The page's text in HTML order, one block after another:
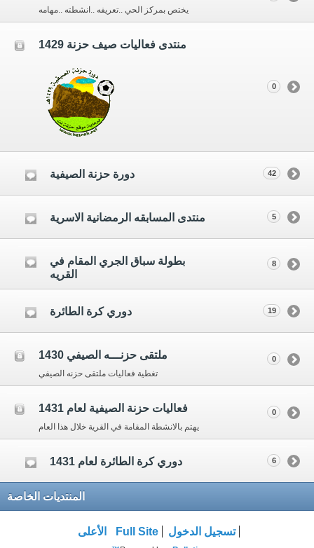
يختص بمركز الحي ..تعريفه ..انشطته ..مهامه
منتدى فعاليات صيف حزنة 1429
0
دورة حزنة الصيفية 42
منتدى المسابقه الرمضانية الاسرية 5
بطولة سباق الجري المقام في
القريه
8
دوري كرة الطائرة 19
ملتقى حزنـــه الصيفي 1430
تغطية فعاليات ملتقى حزنه الصيفي
0
فعاليات حزنة الصيفية لعام 1431
يهتم بالانشطة المقامة في القرية خلال هذا العام
0
دوري كرة الطائرة لعام 1431 6
المنتديات الخاصة
تسجيل الدخول Full Site الأعلى